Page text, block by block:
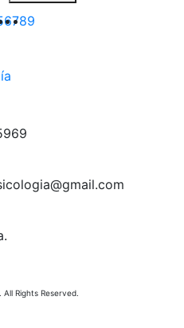
6789
Rights Reserved.